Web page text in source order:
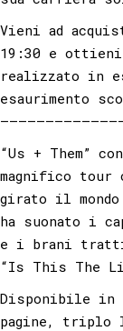
Vieni ad
19:30 e
realizzato in
esaurimento
“Us + Them”
magnifico
girato il
ha suonato i
e i brani tratti
“Is This The
Disponibile in
pagine, triplo